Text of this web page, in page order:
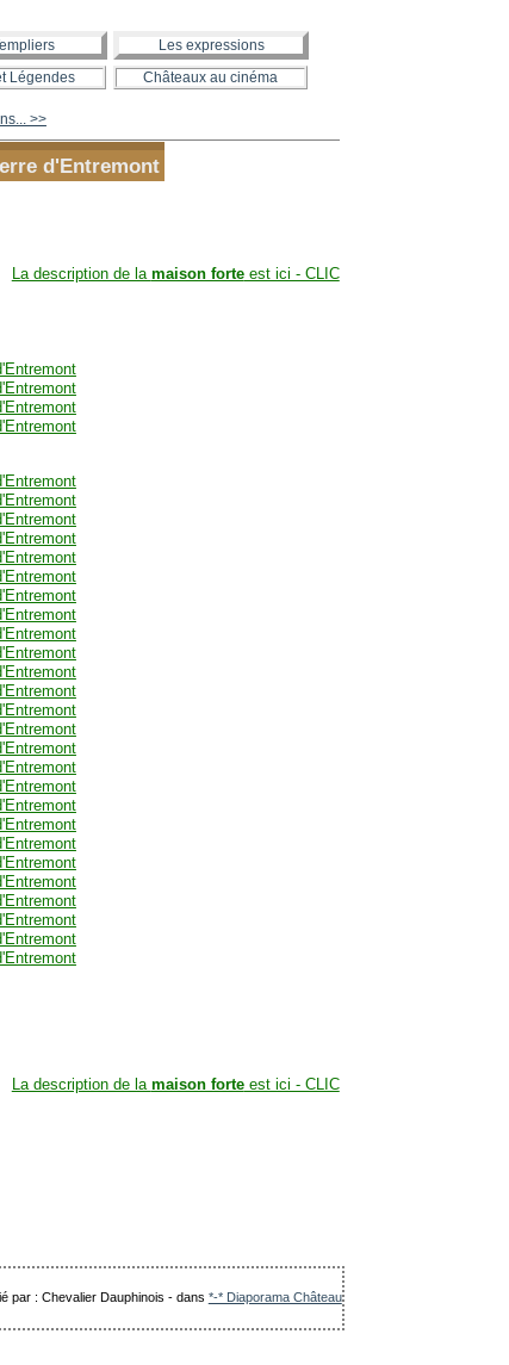
Les expressions
Légendes Châteaux au cinéma
>>
d'Entremont
La description de la maison forteest ici - CLIC
La description de la maison forteest ici - CLIC
par : Chevalier Dauphinois -dans *-* Diaporama Château